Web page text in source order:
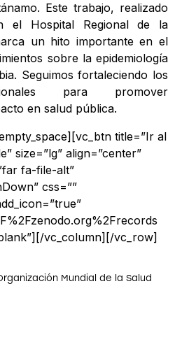
Este trabajo, realizado
el Hospital Regional de la
un hito importante en el
sobre la epidemiología
Seguimos fortaleciendo los
para promover
en salud pública.
title=”Ir al
size=”lg” align=”center”
fa-file-alt”
css=””
vc_column][/vc_row]
Mundial de la Salud